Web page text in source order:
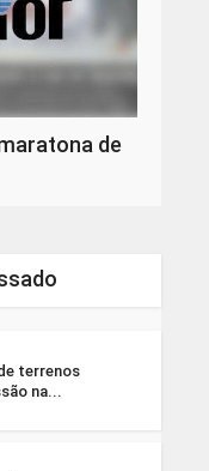
de
terrenos
na...